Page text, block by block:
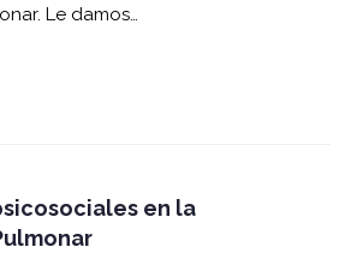
Le damos…
en la